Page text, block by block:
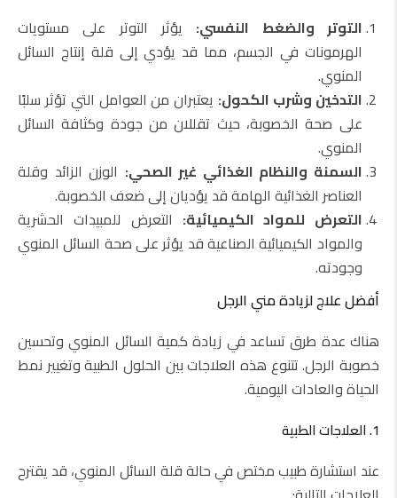
التوتر والضغط النفسي: يؤثر التوتر على مستويات
الهرمونات في الجسم، مما قد يؤدي إلى قلة إنتاج السائل
المنوي.
التدخين وشرب الكحول: يعتبران من العوامل التي تؤثر سلبًا
على صحة الخصوبة، حيث تقللان من جودة وكثافة السائل
المنوي.
السمنة والنظام الغذائي غير الصحي: الوزن الزائد وقلة
العناصر الغذائية الهامة قد يؤديان إلى ضعف الخصوبة.
التعرض للمواد الكيميائية: التعرض للمبيدات الحشرية
والمواد الكيميائية الصناعية قد يؤثر على صحة السائل المنوي
وجودته.
أفضل علاج لزيادة مني الرجل
هناك عدة طرق تساعد في زيادة كمية السائل المنوي وتحسين
خصوبة الرجل. تتنوع هذه العلاجات بين الحلول الطبية وتغيير نمط
الحياة والعادات اليومية.
1. العلاجات الطبية
عند استشارة طبيب مختص في حالة قلة السائل المنوي، قد يقترح